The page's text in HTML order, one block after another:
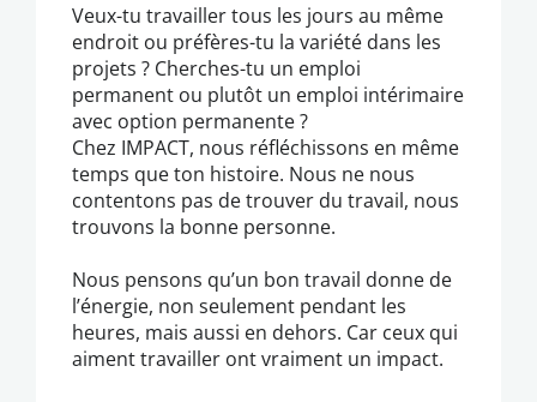
Veux-tu travailler tous les jours au même
endroit ou préfères-tu la variété dans les
projets ? Cherches-tu un emploi
permanent ou plutôt un emploi intérimaire
avec option permanente ?
Chez IMPACT, nous réfléchissons en même
temps que ton histoire. Nous ne nous
contentons pas de trouver du travail, nous
trouvons la bonne personne.
Nous pensons qu’un bon travail donne de
l’énergie, non seulement pendant les
heures, mais aussi en dehors. Car ceux qui
aiment travailler ont vraiment un impact.